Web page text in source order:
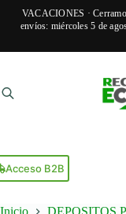
VACACIONES ·
envíos: miércoles 5 de
contenido
Acceso B2B